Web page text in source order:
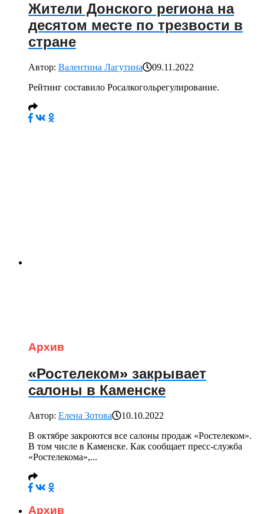
Жители Донского региона на
десятом месте по трезвости в
стране
Автор: Валентина Лагутина
09.11.2022
Рейтинг составило Росалкогольрегулирование.
Архив
«Ростелеком» закрывает
салоны в Каменске
Автор: Елена Зотова
10.10.2022
В октябре закроются все салоны продаж «Ростелеком».
В том числе в Каменске. Как сообщает пресс-служба
«Ростелекома»,...
Архив